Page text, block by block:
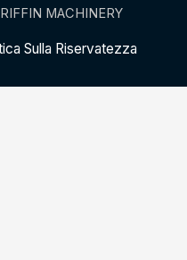
MACHINERY
Sulla Riservatezza